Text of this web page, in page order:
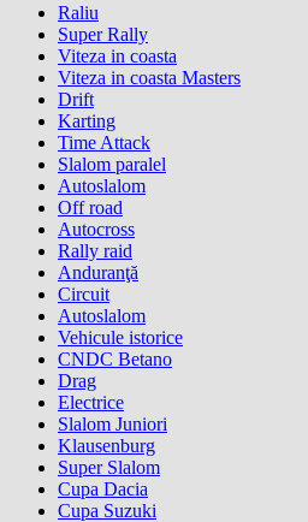
Raliu
Super Rally
Viteza in coasta
Viteza in coasta Masters
Drift
Karting
Time Attack
Slalom paralel
Autoslalom
Off road
Autocross
Rally raid
Anduranţă
Circuit
Autoslalom
Vehicule istorice
CNDC Betano
Drag
Electrice
Slalom Juniori
Klausenburg
Super Slalom
Cupa Dacia
Cupa Suzuki